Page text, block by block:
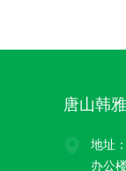
唐山韩
地址
办公